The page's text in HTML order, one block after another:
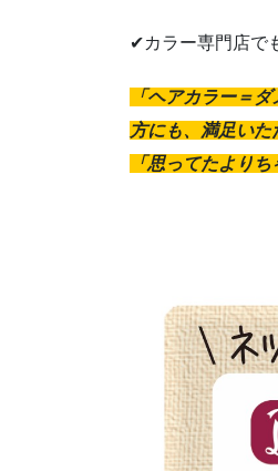
✔カラー専門店で
「ヘアカラー＝
方にも、満足い
「思ってたより